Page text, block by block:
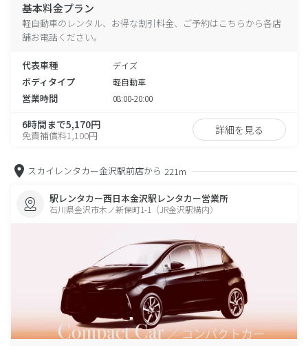
基本料金プラン
軽自動車のレンタル、お得な割引料金、ご予約はこちらから各店
舗お電話ください。
代表車種 デイズ
ボディタイプ 軽自動車
営業時間 08:00-20:00
6時間まで5,170円
免責補償料1,100円 詳細を見る
スカイレンタカー金沢駅前店から 221m
駅レンタカー西日本金沢駅レンタカー営業所
石川県金沢市木ノ新保町1-1（JR金沢駅構内）